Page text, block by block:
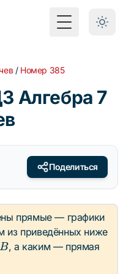
Toggle Menu
/ Номер 385
Алгебра 7
Поделиться
прямые — графики
из приведённых ниже
B, а каким — прямая